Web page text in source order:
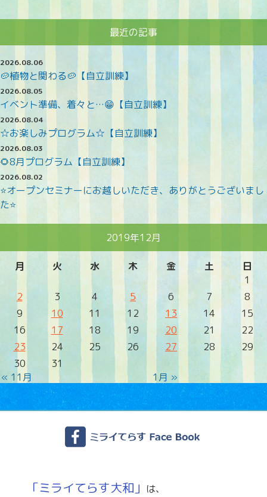
最近の記事
2026.08.06
🥔植物と関わる🥔【自立訓練】
2026.08.05
イベント準備、着々と…😁【自立訓練】
2026.08.04
☆お楽しみプログラム☆【自立訓練】
2026.08.03
🌻8月プログラム【自立訓練】
2026.08.02
⭐オープンセミナーにお越しいただき、ありがとうございまし
た⭐
2019年12月
月 火 水 木 金 土 日
« 11月 1月 »
1
2
3 4 5 6 7
8
9
10 11 12 13 14
15
16
17 18 19 20 21
22
23
24 25 26 27 28
29
30
31
「ミライてらす大和」 は、